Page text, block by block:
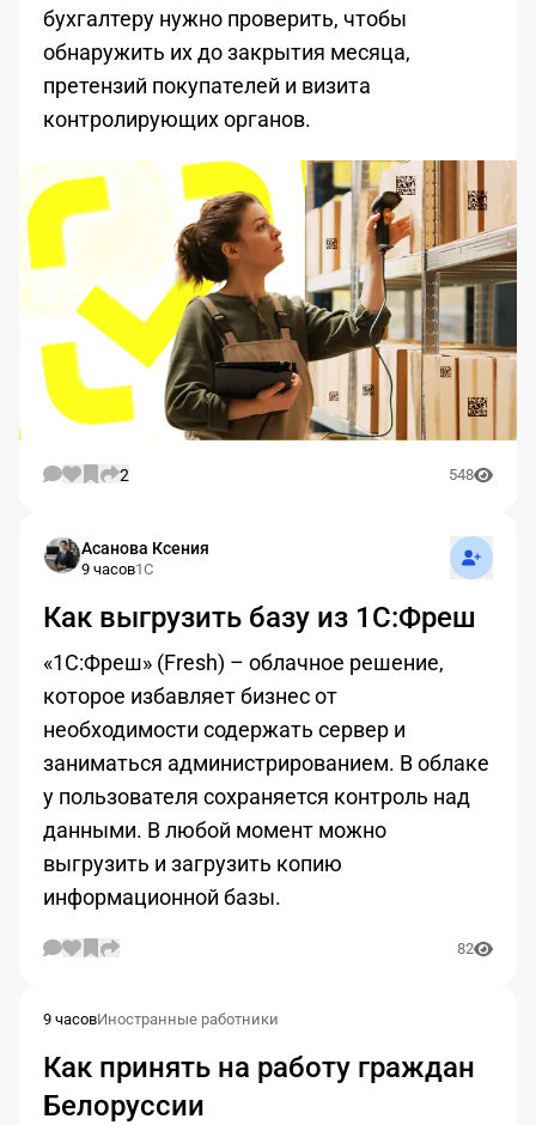
бухгалтеру нужно проверить, чтобы
обнаружить их до закрытия месяца,
претензий покупателей и визита
контролирующих органов.
2 548
Асанова Ксения
9 часов1С
Как выгрузить базу из 1С:Фреш
«1С:Фреш» (Fresh) – облачное решение,
которое избавляет бизнес от
необходимости содержать сервер и
заниматься администрированием. В облаке
у пользователя сохраняется контроль над
данными. В любой момент можно
выгрузить и загрузить копию
информационной базы.
82
9 часовИностранные работники
Как принять на работу граждан
Белоруссии